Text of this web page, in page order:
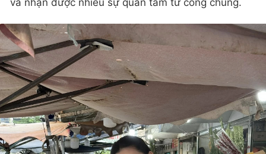
và nhận được nhiều sự quan tâm từ công chúng.